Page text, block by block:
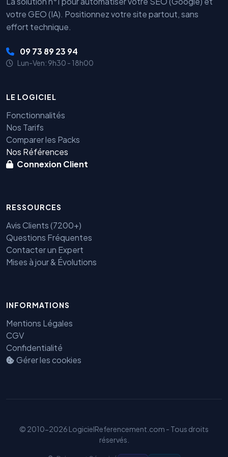
votre GEO (IA). Positionnez votre site partout, sans
effort technique.
09 73 89 23 94
Lun-Ven: 9h30 - 18h00
LE LOGICIEL
Fonctionnalités
Nos Tarifs
Comparer les Packs
Nos Références
Connexion Client
RESSOURCES
Avis Clients (7200+)
Questions Fréquentes
Contacter un Expert
Mises à jour & Évolutions
INFORMATIONS
Mentions Légales
CGV
Confidentialité
Gérer les cookies
© 2010-2026 LogicielReferencement.com - Tous droits
réservés.
Benjamin — Agent IA SEO &